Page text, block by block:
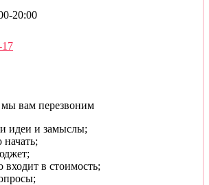
20:00
17
вам перезвоним
идеи и замыслы;
начать;
входит в стоимость;